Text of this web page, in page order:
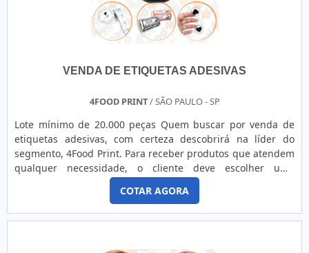
VENDA DE ETIQUETAS ADESIVAS
4FOOD PRINT/ SÃO PAULO - SP
Lote mínimo de 20.000 peças Quem buscar por venda de
etiquetas adesivas, com certeza descobrirá na líder do
segmento, 4Food Print. Para receber produtos que atendem
qualquer necessidade, o cliente deve escolher uma
organização que se destaque por um bom suporte pré-
venda e tenha ampla experiência no ramo.Quando a
temática é venda de etiquetas adesivas, com a melhor mão
de obra da 4Food Print o cliente obterá assertividade e
COTAR AGORA